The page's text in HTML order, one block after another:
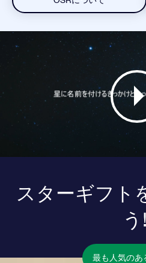
スターギフト
う!
最も人気のあ